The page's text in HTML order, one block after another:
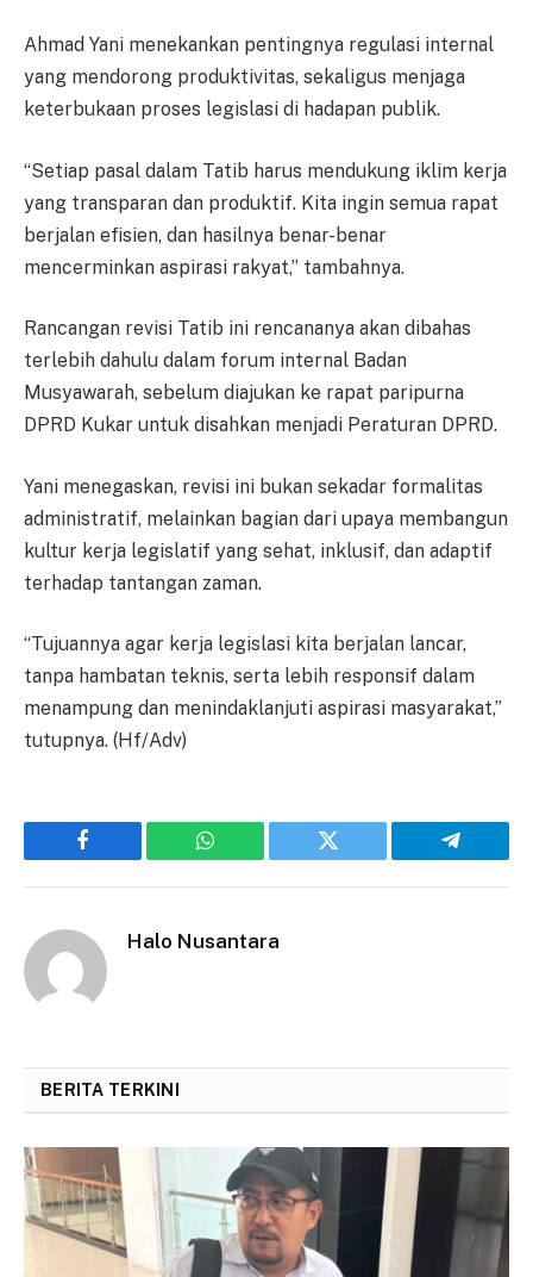
Ahmad Yani menekankan pentingnya regulasi internal
yang mendorong produktivitas, sekaligus menjaga
keterbukaan proses legislasi di hadapan publik.
“Setiap pasal dalam Tatib harus mendukung iklim kerja
yang transparan dan produktif. Kita ingin semua rapat
berjalan efisien, dan hasilnya benar-benar
mencerminkan aspirasi rakyat,” tambahnya.
Rancangan revisi Tatib ini rencananya akan dibahas
terlebih dahulu dalam forum internal Badan
Musyawarah, sebelum diajukan ke rapat paripurna
DPRD Kukar untuk disahkan menjadi Peraturan DPRD.
Yani menegaskan, revisi ini bukan sekadar formalitas
administratif, melainkan bagian dari upaya membangun
kultur kerja legislatif yang sehat, inklusif, dan adaptif
terhadap tantangan zaman.
“Tujuannya agar kerja legislasi kita berjalan lancar,
tanpa hambatan teknis, serta lebih responsif dalam
menampung dan menindaklanjuti aspirasi masyarakat,”
tutupnya. (Hf/Adv)
Facebook WhatsApp Twitter Telegram
Halo Nusantara
BERITA TERKINI